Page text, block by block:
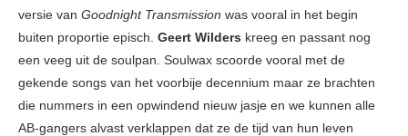
versie van Goodnight Transmission was vooral in het begin
buiten proportie episch. Geert Wilders kreeg en passant nog
een veeg uit de soulpan. Soulwax scoorde vooral met de
gekende songs van het voorbije decennium maar ze brachten
die nummers in een opwindend nieuw jasje en we kunnen alle
AB-gangers alvast verklappen dat ze de tijd van hun leven